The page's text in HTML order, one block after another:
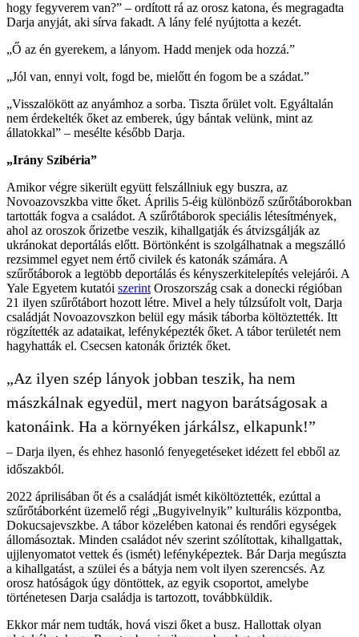
hogy fegyverem van?” – ordított rá az orosz katona, és megragadta
Darja anyját, aki sírva fakadt. A lány felé nyújtotta a kezét.
„Ő az én gyerekem, a lányom. Hadd menjek oda hozzá.”
„Jól van, ennyi volt, fogd be, mielőtt én fogom be a szádat.”
„Visszalökött az anyámhoz a sorba. Tiszta őrület volt. Egyáltalán
nem érdekelték őket az emberek, úgy bántak velünk, mint az
állatokkal” – mesélte később Darja.
„Irány Szibéria”
Amikor végre sikerült együtt felszállniuk egy buszra, az
Novoazovszkba vitte őket. Április 5-éig különböző szűrőtáborokban
tartották fogva a családot. A szűrőtáborok speciális létesítmények,
ahol az oroszok őrizetbe veszik, kihallgatják és átvizsgálják az
ukránokat deportálás előtt. Börtönként is szolgálhatnak a megszálló
rezsimmel egyet nem értő civilek és katonák számára. A
szűrőtáborok a legtöbb deportálás és kényszerkitelepítés velejárói. A
Yale Egyetem kutatói szerintOroszország csak a donecki régióban
21 ilyen szűrőtábort hozott létre. Mivel a hely túlzsúfolt volt, Darja
családját Novoazovszkon belül egy másik táborba költöztették. Itt
rögzítették az adataikat, lefényképezték őket. A tábor területét nem
hagyhatták el. Csecsen katonák őrizték őket.
„Az ilyen szép lányok jobban teszik, ha nem
mászkálnak egyedül, mert nagyon barátságosak a
katonáink. Ha a környéken járkálsz, elkapunk!”
– Darja ilyen, és ehhez hasonló fenyegetéseket idézett fel ebből az
időszakból.
2022 áprilisában őt és a családját ismét kiköltöztették, ezúttal a
szűrőtáborként üzemelő régi „Bugyivelnyik” kulturális központba,
Dokucsajevszkbe. A tábor közelében katonai és rendőri egységek
állomásoztak. Minden családot név szerint szólítottak, kihallgattak,
ujjlenyomatot vettek és (ismét) lefényképeztek. Bár Darja megúszta
a kihallgatást, a szülei és a bátyja nem volt ilyen szerencsés. Az
orosz hatóságok úgy döntöttek, az egyik csoportot, amelybe
történetesen Darja családja is tartozott, továbbküldik.
Ekkor már nem tudták, hová viszi őket a busz. Hallottak olyan